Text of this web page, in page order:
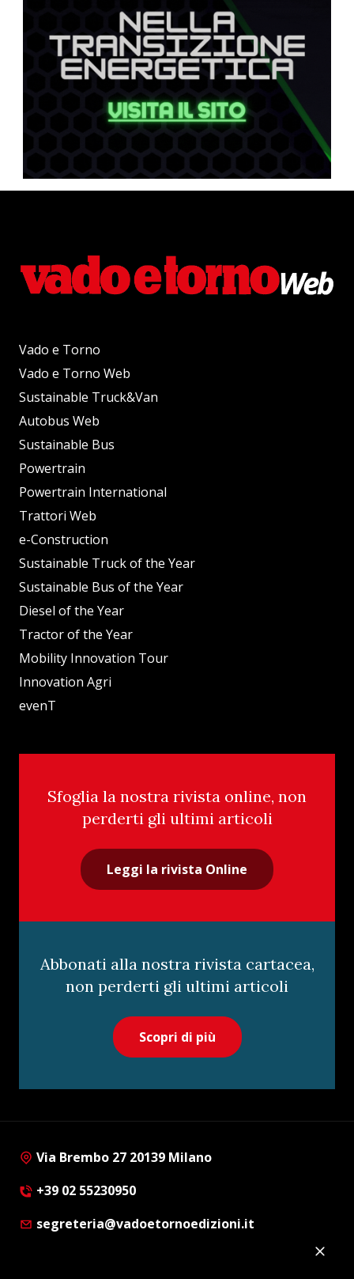
Vado e Torno
Vado e Torno Web
Sustainable Truck&Van
Autobus Web
Sustainable Bus
Powertrain
Powertrain International
Trattori Web
e-Construction
Sustainable Truck of the Year
Sustainable Bus of the Year
Diesel of the Year
Tractor of the Year
Mobility Innovation Tour
Innovation Agri
evenT
Sfoglia la nostra rivista online, non
perderti gli ultimi articoli
Leggi la rivista Online
Abbonati alla nostra rivista cartacea,
non perderti gli ultimi articoli
Scopri di più
Via Brembo 27 20139 Milano
+39 02 55230950
segreteria@vadoetornoedizioni.it